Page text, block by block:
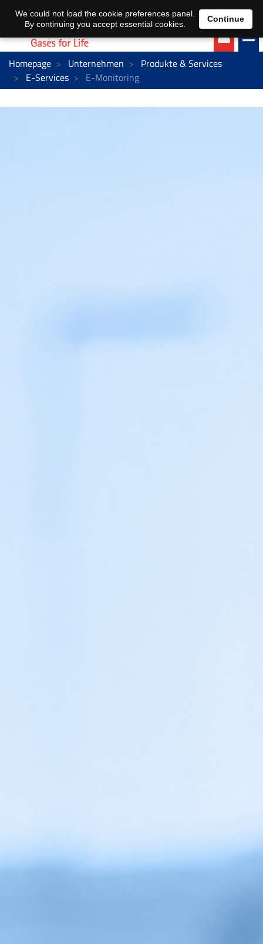
EN DE
Homepage Unternehmen
Produkte & Services
E-Services
E-Monitoring
We could not load the cookie preferences panel.
By continuing you accept essential cookies.
Continue